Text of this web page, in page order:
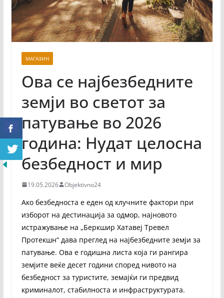
МАГАЗИН
Ова се најбезбедните
земји во светот за
патување во 2026
година: Нудат целосна
безбедност и мир
19.05.2026 Objektivno24
Ако безбедноста е еден од клучните фактори при
изборот на дестинација за одмор, најновото
истражување на „Беркшир Хатавеј Тревел
Протекшн“ дава преглед на најбезбедните земји за
патување. Ова е годишна листа која ги рангира
земјите веќе десет години според нивото на
безбедност за туристите, земајќи ги предвид
криминалот, стабилноста и инфраструктурата.